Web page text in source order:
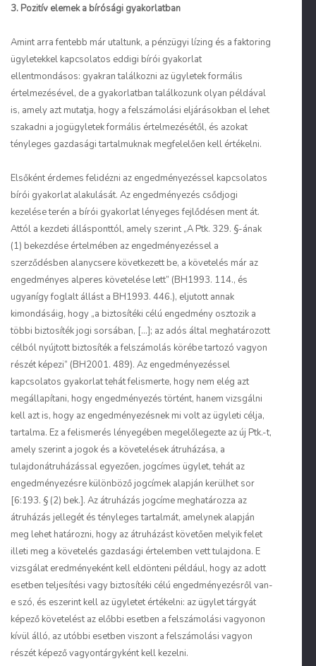
3. Pozitív elemek a bírósági gyakorlatban
Amint arra fentebb már utaltunk, a pénzügyi lízing és a faktoring
ügyletekkel kapcsolatos eddigi bírói gyakorlat
ellentmondásos: gyakran találkozni az ügyletek formális
értelmezésével, de a gyakorlatban találkozunk olyan példával
is, amely azt mutatja, hogy a felszámolási eljárásokban el lehet
szakadni a jogügyletek formális értelmezésétől, és azokat
tényleges gazdasági tartalmuknak megfelelően kell értékelni.
Elsőként érdemes felidézni az engedményezéssel kapcsolatos
bírói gyakorlat alakulását. Az engedményezés csődjogi
kezelése terén a bírói gyakorlat lényeges fejlődésen ment át.
Attól a kezdeti állásponttól, amely szerint „A Ptk. 329. §-ának
(1) bekezdése értelmében az engedményezéssel a
szerződésben alanycsere következett be, a követelés már az
engedményes alperes követelése lett” (BH1993. 114., és
ugyanígy foglalt állást a BH1993. 446.), eljutott annak
kimondásáig, hogy „a biztosítéki célú engedmény osztozik a
többi biztosíték jogi sorsában, […]; az adós által meghatározott
célból nyújtott biztosíték a felszámolás körébe tartozó vagyon
részét képezi” (BH2001. 489). Az engedményezéssel
kapcsolatos gyakorlat tehát felismerte, hogy nem elég azt
megállapítani, hogy engedményezés történt, hanem vizsgálni
kell azt is, hogy az engedményezésnek mi volt az ügyleti célja,
tartalma. Ez a felismerés lényegében megelőlegezte az új Ptk.-t,
amely szerint a jogok és a követelések átruházása, a
tulajdonátruházással egyezően, jogcímes ügylet, tehát az
engedményezésre különböző jogcímek alapján kerülhet sor
[6:193. § (2) bek.]. Az átruházás jogcíme meghatározza az
átruházás jellegét és tényleges tartalmát, amelynek alapján
meg lehet határozni, hogy az átruházást követően melyik felet
illeti meg a követelés gazdasági értelemben vett tulajdona. E
vizsgálat eredményeként kell eldönteni például, hogy az adott
esetben teljesítési vagy biztosítéki célú engedményezésről van-
e szó, és eszerint kell az ügyletet értékelni: az ügylet tárgyát
képező követelést az előbbi esetben a felszámolási vagyonon
kívül álló, az utóbbi esetben viszont a felszámolási vagyon
részét képező vagyontárgyként kell kezelni.